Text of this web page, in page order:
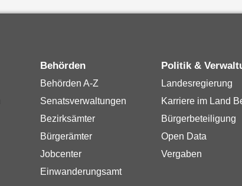
Behörden
Behörden A-Z
Senatsverwaltungen
Bezirksämter
Bürgerämter
Jobcenter
Einwanderungsamt
Politik &
Landesregierung
Karriere im Land
Bürgerbeteiligung
Open Data
Vergaben